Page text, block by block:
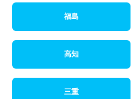
福島
高知
三重